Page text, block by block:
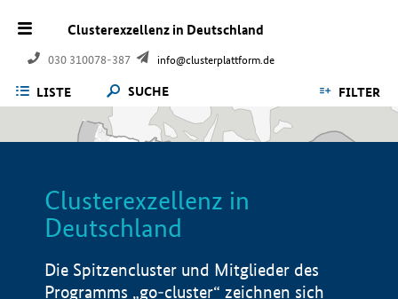
Clusterexzellenz in Deutschland
030 310078-387 info@clusterplattform.de
LISTE SUCHE FILTER
Clusterexzellenz in
Deutschland
Die Spitzencluster und Mitglieder des
Programms „go-cluster“ zeichnen sich